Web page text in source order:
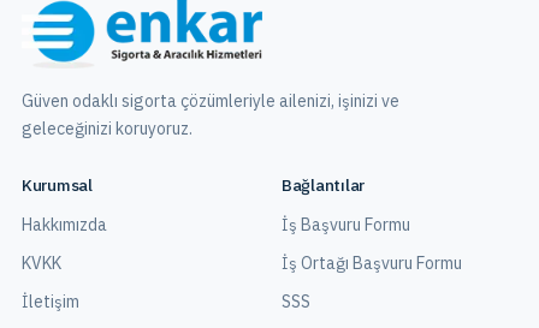
Güven odaklı sigorta çözümleriyle ailenizi, işinizi ve
geleceğinizi koruyoruz.
Kurumsal
Hakkımızda
KVKK
İletişim
Bağlantılar
İş Başvuru Formu
İş Ortağı Başvuru Formu
SSS